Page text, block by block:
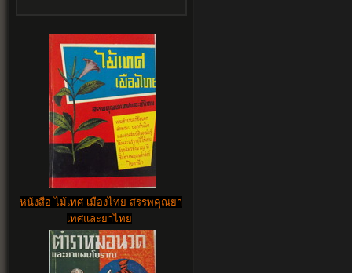
หนังสือ ไม้เทศ เมืองไทย สรรพคุณยา
เทศและยาไทย